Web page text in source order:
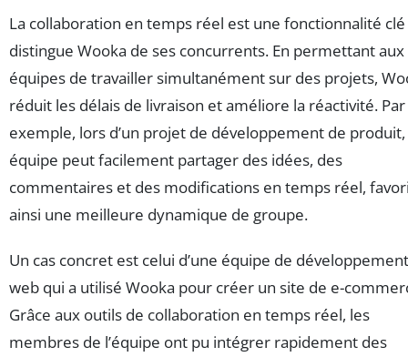
La collaboration en temps réel est une fonctionnalité
distingue Wooka de ses concurrents. En permettant aux
équipes de travailler simultanément sur des projets,
réduit les délais de livraison et améliore la réactivité. Par
exemple, lors d’un projet de développement de
équipe peut facilement partager des idées, des
commentaires et des modifications en temps réel,
ainsi une meilleure dynamique de groupe.
Un cas concret est celui d’une équipe de développement
web qui a utilisé Wooka pour créer un site de e-
Grâce aux outils de collaboration en temps réel, les
membres de l’équipe ont pu intégrer rapidement des